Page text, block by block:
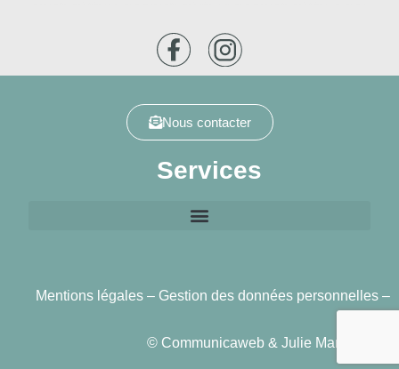
Nous contacter
Services
Mentions légales – Gestion des données personnelles –
© Communicaweb & Julie Martin